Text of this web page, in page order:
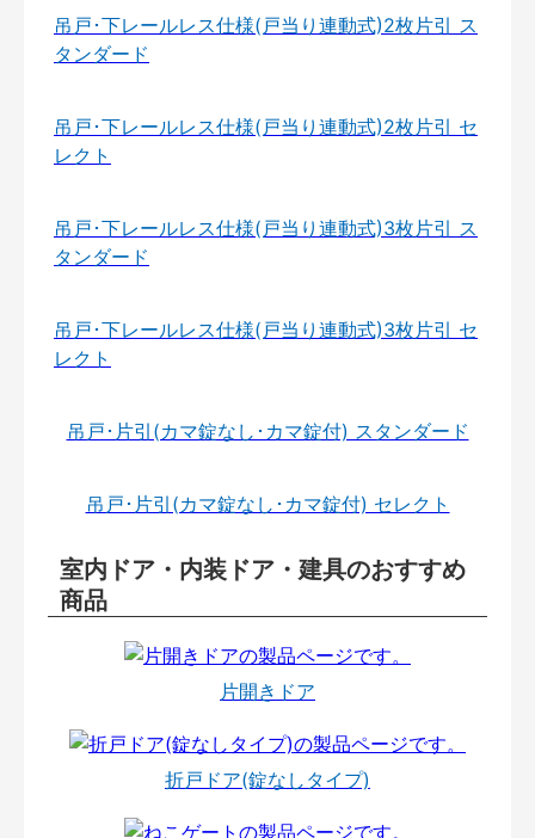
吊戸･下レールレス仕様(戸当り連動式)2枚片引 ス
タンダード
吊戸･下レールレス仕様(戸当り連動式)2枚片引 セ
レクト
吊戸･下レールレス仕様(戸当り連動式)3枚片引 ス
タンダード
吊戸･下レールレス仕様(戸当り連動式)3枚片引 セ
レクト
吊戸･片引(カマ錠なし･カマ錠付) スタンダード
吊戸･片引(カマ錠なし･カマ錠付) セレクト
室内ドア・内装ドア・建具のおすすめ
商品
片開きドア
折戸ドア(錠なしタイプ)